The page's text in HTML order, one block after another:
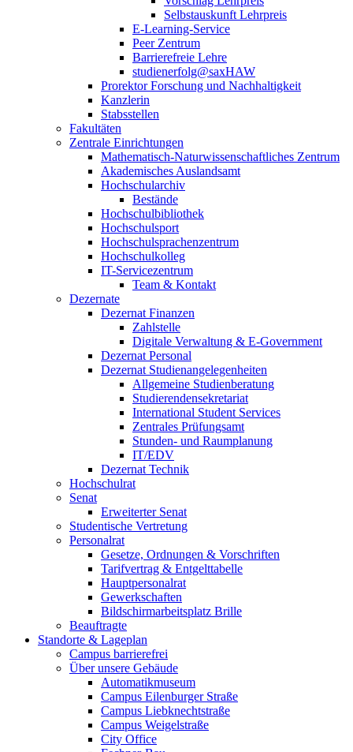
Selbstauskunft Lehrpreis
E-Learning-Service
Peer Zentrum
Barrierefreie Lehre
studienerfolg@saxHAW
Prorektor Forschung und Nachhaltigkeit
Kanzlerin
Stabsstellen
Fakultäten
Zentrale Einrichtungen
Mathematisch-Naturwissenschaftliches Zentrum
Akademisches Auslandsamt
Hochschularchiv
Bestände
Hochschulbibliothek
Hochschulsport
Hochschulsprachenzentrum
Hochschulkolleg
IT-Servicezentrum
Team & Kontakt
Dezernate
Dezernat Finanzen
Zahlstelle
Digitale Verwaltung & E-Government
Dezernat Personal
Dezernat Studienangelegenheiten
Allgemeine Studienberatung
Studierendensekretariat
International Student Services
Zentrales Prüfungsamt
Stunden- und Raumplanung
IT/EDV
Dezernat Technik
Hochschulrat
Senat
Erweiterter Senat
Studentische Vertretung
Personalrat
Gesetze, Ordnungen & Vorschriften
Tarifvertrag & Entgelttabelle
Hauptpersonalrat
Gewerkschaften
Bildschirmarbeitsplatz Brille
Beauftragte
Standorte & Lageplan
Campus barrierefrei
Über unsere Gebäude
Automatikmuseum
Campus Eilenburger Straße
Campus Liebknechtstraße
Campus Weigelstraße
City Office